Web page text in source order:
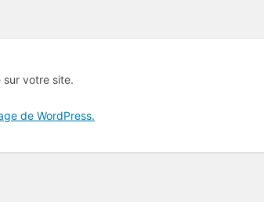
sur votre site.
de WordPress.